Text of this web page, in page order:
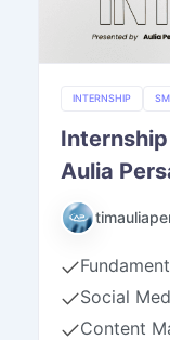
INTERNSHIP
Aulia
Social
Content